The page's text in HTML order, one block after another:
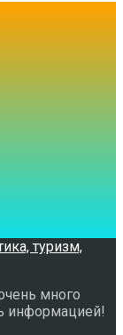
много
информацией!